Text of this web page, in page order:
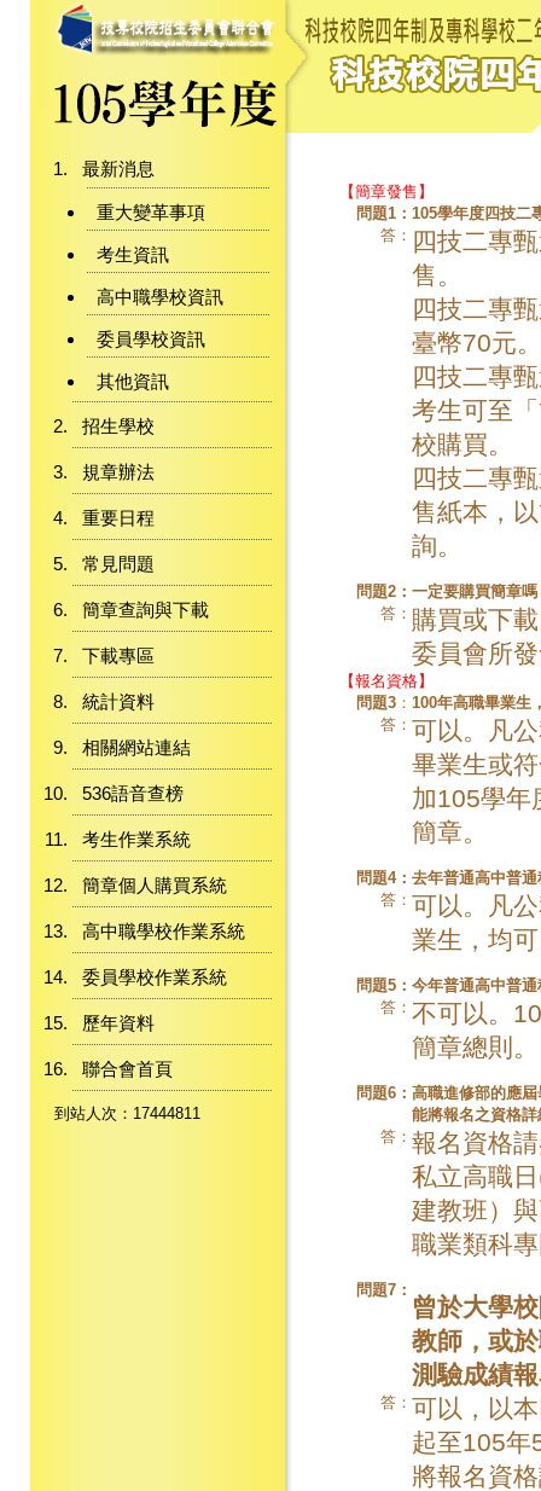
最新消息
重大變革事項
考生資訊
高中職學校資訊
委員學校資訊
其他資訊
招生學校
規章辦法
重要日程
常見問題
簡章查詢與下載
下載專區
統計資料
相關網站連結
536語音查榜
考生作業系統
簡章個人購買系統
高中職學校作業系統
委員學校作業系統
歷年資料
聯合會首頁
到站人次：17444811
【簡章發售】
問題1： 105學年度四技二
答： 四技二專
售。
四技二專
臺幣70元。
四技二專
考生可至
校購買。
四技二專
售紙本，
詢。
問題2： 一定要購買簡章
答： 購買或下
委員會所
【報名資格】
問題3： 100年高職畢業生
答： 可以。凡
畢業生或
加105學年
簡章。
問題4： 去年普通高中普
答： 可以。凡
業生，均
問題5： 今年普通高中普
答： 不可以。
簡章總則。
問題6： 高職進修部的應
能將報名之資格
答： 報名資格
私立高職
建教班）
職業類科
問題7：
曾於大學
教師，或
測驗成績
答： 可以，以
起至105年
將報名資